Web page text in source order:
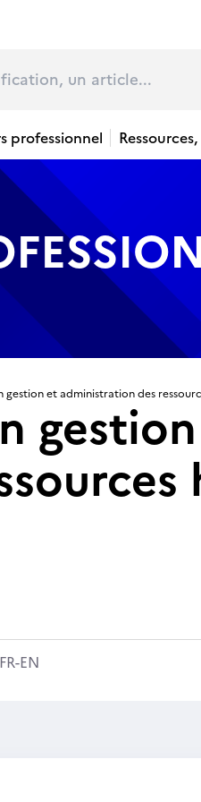
professionnel
gestion et administration des
FR-EN